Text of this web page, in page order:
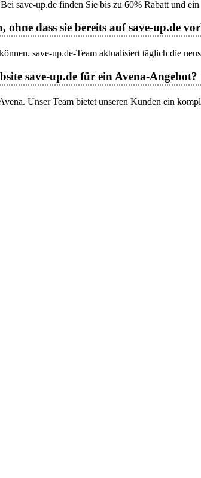
save-up.de finden Sie bis zu 60% Rabatt und
dass sie bereits auf save-up.de
save-up.de-Team aktualisiert täglich die
save-up.de für ein Avena-Angebot?
Unser Team bietet unseren Kunden ein